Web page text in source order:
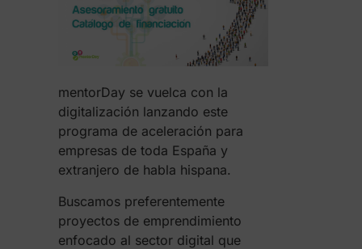
mentorDay se vuelca con la
digitalización lanzando este
programa de aceleración para
empresas de toda España y
extranjero de habla hispana.
Buscamos preferentemente
proyectos de emprendimiento
enfocado al sector digital que